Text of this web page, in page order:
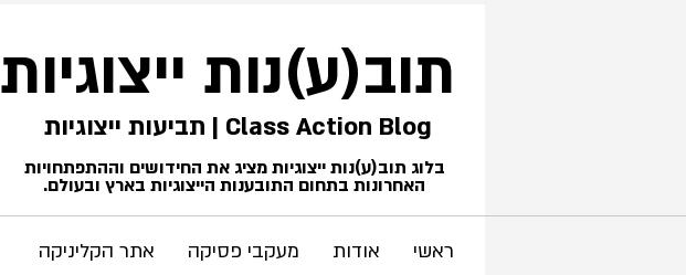
תוב(ע)נות ייצוגיות
Class Action Blog | תביעות ייצוגיות
בלוג תוב(ע)נות ייצוגיות מציג את החידושים וההתפתחויות
האחרונות בתחום התובענות הייצוגיות בארץ ובעולם.
ראשי אודות מעקבי פסיקה אתר הקליניקה